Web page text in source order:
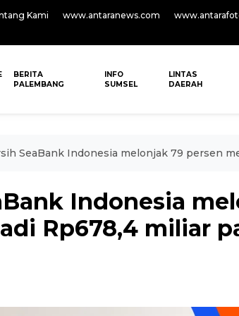
Kami www.antaranews.com
BERITA
PALEMBANG
INFO
SUMSEL
LINTAS
DAERAH
SeaBank Indonesia melonjak 79 persen
Indonesia
Rp678,4 miliar